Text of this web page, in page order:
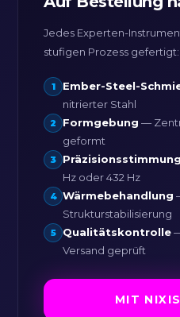
Jedes Experten-
stufigen Prozess gefertigt:
1 Ember-Steel-
nitrierter Stahl
2 Formgebung —
geformt
3 Präzisionsstimmung
Hz oder 432 Hz
4 Wärmebehandlung
Strukturstabilisierung
5 Qualitätskontrolle
Versand geprüft
MIT